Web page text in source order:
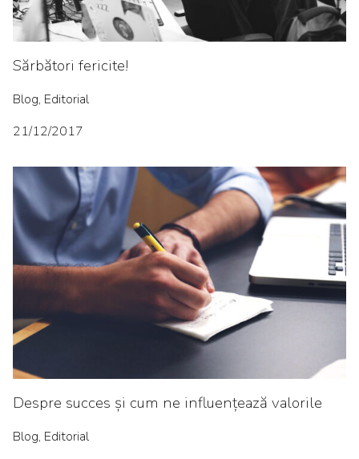
Sărbători fericite!
Blog, Editorial
21/12/2017
Despre succes și cum ne influențează valorile
Blog, Editorial